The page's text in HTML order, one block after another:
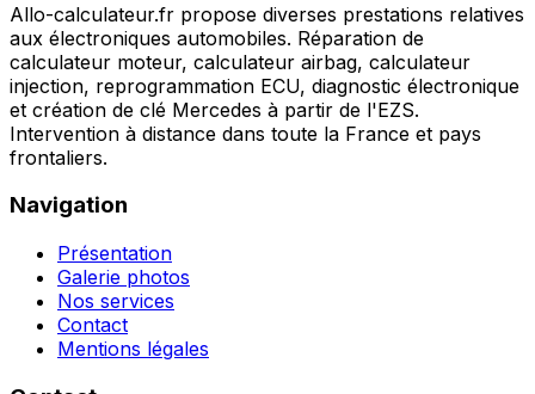
Allo-calculateur.fr propose diverses prestations relatives
aux électroniques automobiles. Réparation de
calculateur moteur, calculateur airbag, calculateur
injection, reprogrammation ECU, diagnostic électronique
et création de clé Mercedes à partir de l'EZS.
Intervention à distance dans toute la France et pays
frontaliers.
Navigation
Présentation
Galerie photos
Nos services
Contact
Mentions légales